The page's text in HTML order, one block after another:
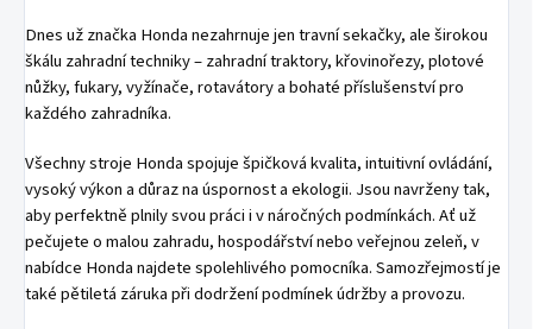
Dnes už značka Honda nezahrnuje jen travní sekačky, ale širokou
škálu zahradní techniky – zahradní traktory, křovinořezy, plotové
nůžky, fukary, vyžínače, rotavátory a bohaté příslušenství pro
každého zahradníka.
Všechny stroje Honda spojuje špičková kvalita, intuitivní ovládání,
vysoký výkon a důraz na úspornost a ekologii. Jsou navrženy tak,
aby perfektně plnily svou práci i v náročných podmínkách. Ať už
pečujete o malou zahradu, hospodářství nebo veřejnou zeleň, v
nabídce Honda najdete spolehlivého pomocníka. Samozřejmostí je
také pětiletá záruka při dodržení podmínek údržby a provozu.